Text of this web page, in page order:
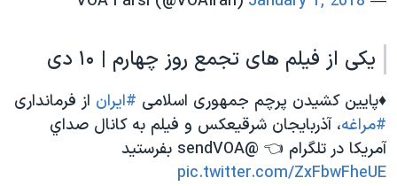
یکی از فیلم های تجمع روز چهارم | ۱۰ دی
♦️پایین کشیدن پرچم جمهوری اسلامی #ایران از فرمانداری
#مراغه، آذربایجان شرقیعکس و فیلم به كانال صداي
آمريكا در تلگرام 👈 @sendVOA بفرستید
pic.twitter.com/ZxFbwFheUE